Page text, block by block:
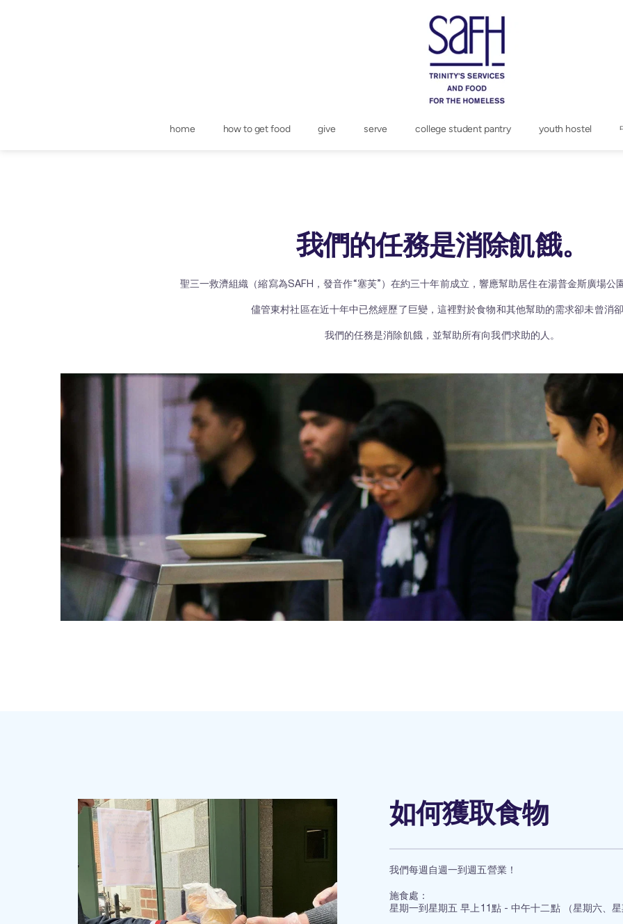
home how to get food give serve college student pantry youth hostel
我們的任務是消除飢餓。
聖三一救濟組織（縮寫為SAFH，發音作“塞芙”）在約三十年前成立，響應幫助居住在湯普金斯廣場公
儘管東村社區在近十年中已然經歷了巨變，這裡對於食物和其他幫助的需求卻未曾消卻
我們的任務是消除飢餓，並幫助所有向我們求助的人。
如何獲取食物
我們每週自週一到週五營業！
施食處：
星期一到星期五 早上11點 - 中午十二點 （星期六、星